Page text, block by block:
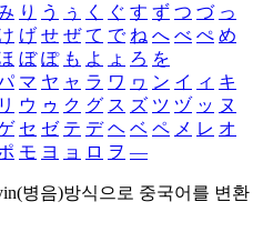
り う ぅ く ぐ す ず つ づ っ
げ せ ぜ て で ね へ べ ぺ め
ぼ ぽ も よ ょ ろ を
マ ヤ ャ ラ ワ ヮ ン イ ィ キ
リ ウ ゥ ク グ ス ズ ツ ヅ ッ ヌ
セ ゼ テ デ ヘ ベ ペ メ レ オ
モ ヨ ョ ロ ヲ ―
병음)방식으로 중국어를 변환